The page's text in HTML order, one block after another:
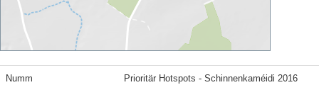
Numm Prioritär Hotspots - Schinnenkaméidi 2016